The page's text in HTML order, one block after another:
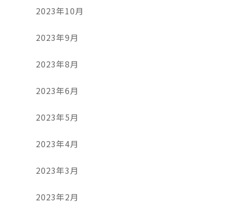
2023年10月
2023年9月
2023年8月
2023年6月
2023年5月
2023年4月
2023年3月
2023年2月